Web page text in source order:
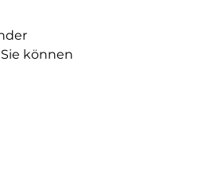
können